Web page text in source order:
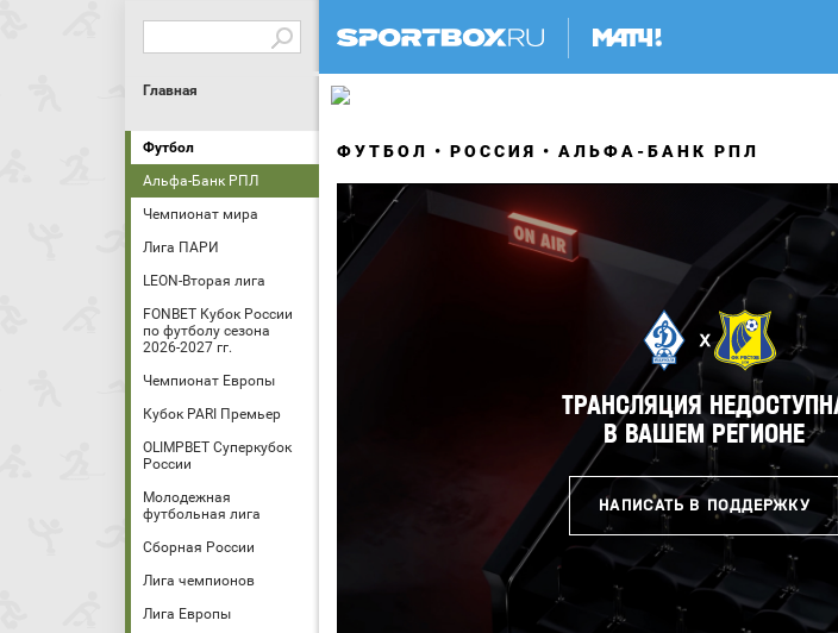
Главная
Футбол
Альфа-Банк РПЛ
Чемпионат мира
Лига ПАРИ
LEON-Вторая лига
FONBET Кубок России
по футболу сезона
2026-2027 гг.
Чемпионат Европы
Кубок PARI Премьер
OLIMPBET Суперкубок
России
Молодежная
футбольная лига
Сборная России
Лига чемпионов
Лига Европы
ФУТБОЛ РОССИЯ АЛЬФА-БАНК РПЛ